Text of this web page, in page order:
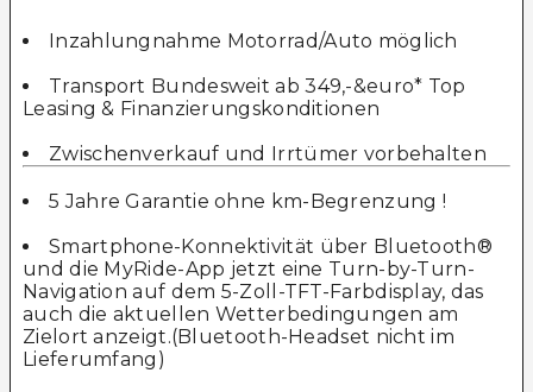
Inzahlungnahme Motorrad/Auto möglich
Transport Bundesweit ab 349,-&euro* Top
Leasing & Finanzierungskonditionen
Zwischenverkauf und Irrtümer vorbehalten
5 Jahre Garantie ohne km-Begrenzung !
Smartphone-Konnektivität über Bluetooth®
und die MyRide-App jetzt eine Turn-by-Turn-
Navigation auf dem 5-Zoll-TFT-Farbdisplay, das
auch die aktuellen Wetterbedingungen am
Zielort anzeigt.(Bluetooth-Headset nicht im
Lieferumfang)